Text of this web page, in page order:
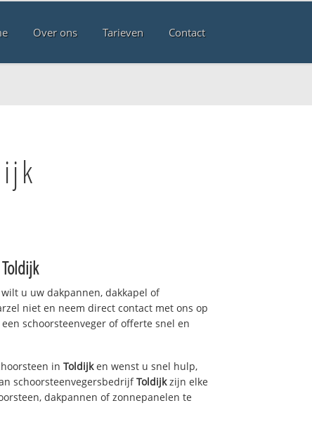
Over ons Tarieven Contact
Toldijk
u uw dakpannen, dakkapel of
niet en neem direct contact met ons op
schoorsteenveger of offerte snel en
in Toldijken wenst u snel hulp,
schoorsteenvegersbedrijfToldijkzijn elke
dakpannen of zonnepanelen te